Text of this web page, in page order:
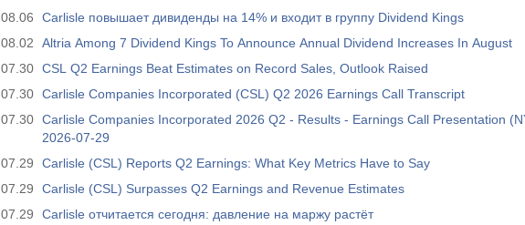
08.06
Carlisle повышает дивиденды на 14% и входит в группу Dividend Kings
08.02
Altria Among 7 Dividend Kings To Announce Annual Dividend Increases In August
07.30 CSL Q2 Earnings Beat Estimates on Record Sales, Outlook Raised
07.30 Carlisle Companies Incorporated (CSL) Q2 2026 Earnings Call Transcript
07.30 Carlisle Companies Incorporated 2026 Q2 - Results - Earnings Call Presentation
2026-07-29
07.29
Carlisle (CSL) Reports Q2 Earnings: What Key Metrics Have to Say
07.29
Carlisle (CSL) Surpasses Q2 Earnings and Revenue Estimates
07.29
Carlisle отчитается сегодня: давление на маржу растёт